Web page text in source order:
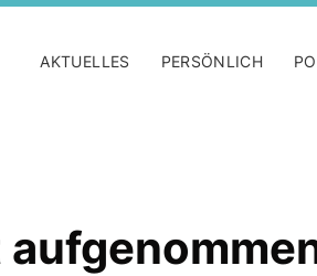
AKTUELLES PERSÖNLICH